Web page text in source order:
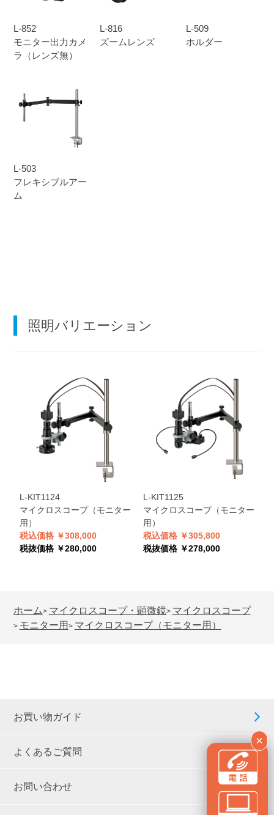
L-852
モニター出力カメ
ラ（レンズ無）
L-816
ズームレンズ
L-509
ホルダー
L-503
フレキシブルアー
ム
×
照明バリエーション
L-KIT1124
マイクロスコープ（モニター
用）
税込価格 ￥308,000
税抜価格 ￥280,000
L-KIT1125
マイクロスコープ（モニター
用）
税込価格 ￥305,800
税抜価格 ￥278,000
ホーム> マイクロスコープ・顕微鏡> マイクロスコープ
> モニター用> マイクロスコープ（モニター用）
お買い物ガイド
よくあるご質問
お問い合わせ